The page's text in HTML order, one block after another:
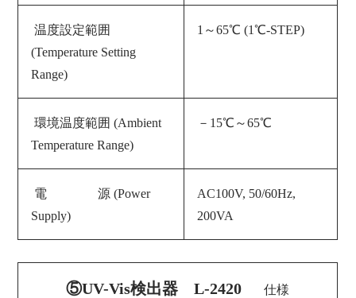
温度設定範囲
(Temperature Setting
Range)
1～65℃ (1℃-STEP)
環境温度範囲 (Ambient
Temperature Range)
－15℃～65℃
電 源 (Power
Supply)
AC100V, 50/60Hz,
200VA
⑤UV-Vis検出器 L-2420
仕様